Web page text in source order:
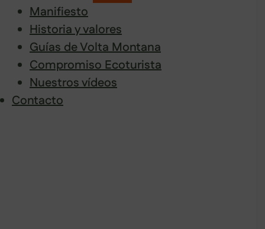
Manifiesto
Historia y valores
Guías de Volta Montana
Compromiso Ecoturista
Nuestros vídeos
Contacto